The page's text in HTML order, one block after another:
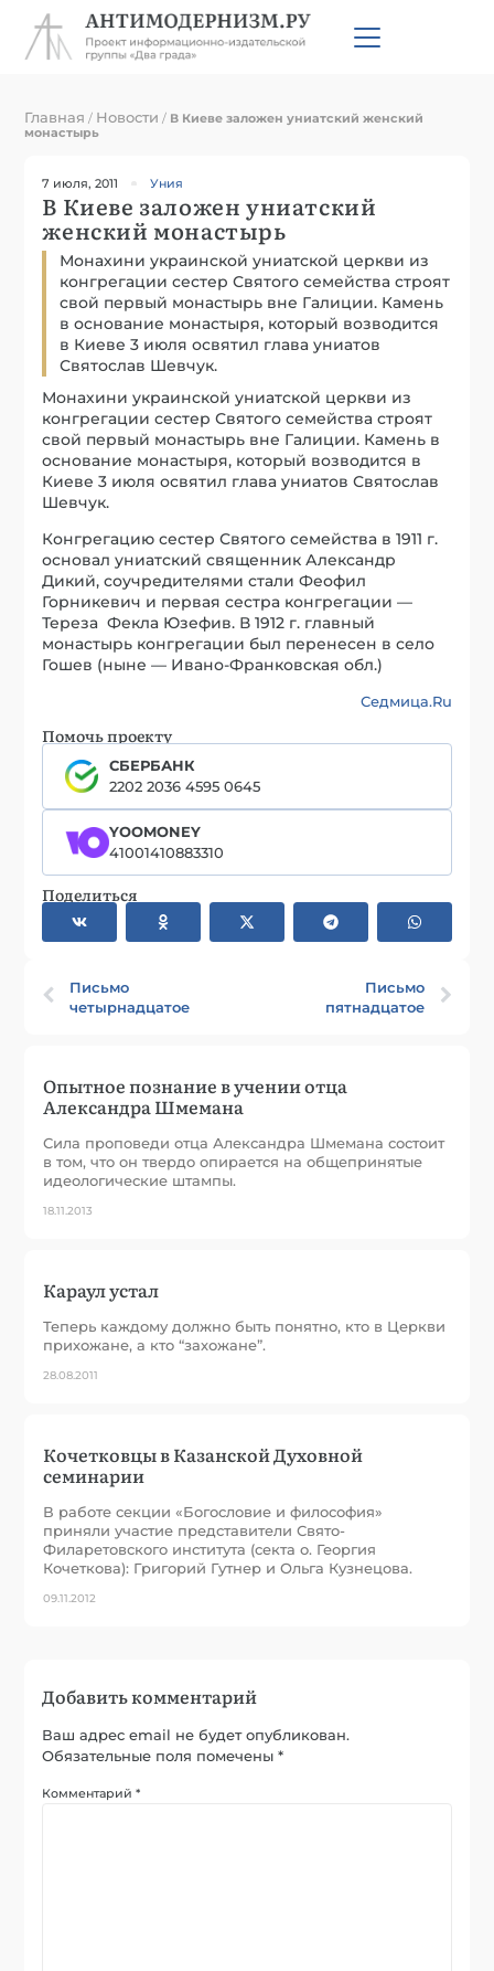
Главная / Новости / В Киеве заложен униатский женский
монастырь
7 июля, 2011 Уния
В Киеве заложен униатский
женский монастырь
Монахини украинской униатской церкви из
конгрегации сестер Святого семейства строят
свой первый монастырь вне Галиции. Камень
в основание монастыря, который возводится
в Киеве 3 июля освятил глава униатов
Святослав Шевчук.
Монахини украинской униатской церкви из
конгрегации сестер Святого семейства строят
свой первый монастырь вне Галиции. Камень в
основание монастыря, который возводится в
Киеве 3 июля освятил глава униатов Святослав
Шевчук.
Конгрегацию сестер Святого семейства в 1911 г.
основал униатский священник Александр
Дикий, соучредителями стали Феофил
Горникевич и первая сестра конгрегации —
Тереза ​​ Фекла Юзефив. В 1912 г. главный
монастырь конгрегации был перенесен в село
Гошев (ныне — Ивано-Франковская обл.)
Седмица.Ru
Помочь проекту
СБЕРБАНК
2202 2036 4595 0645
YOOMONEY
41001410883310
Поделиться
Письмо
четырнадцатое
Письмо
пятнадцатое
Опытное познание в учении отца
Александра Шмемана
Сила проповеди отца Александра Шмемана состоит
в том, что он твердо опирается на общепринятые
идеологические штампы.
18.11.2013
Караул устал
Теперь каждому должно быть понятно, кто в Церкви
прихожане, а кто “захожане”.
28.08.2011
Кочетковцы в Казанской Духовной
семинарии
В работе секции «Богословие и философия»
приняли участие представители Свято-
Филаретовского института (секта о. Георгия
Кочеткова): Григорий Гутнер и Ольга Кузнецова.
09.11.2012
Добавить комментарий
Ваш адрес email не будет опубликован.
Обязательные поля помечены*
Комментарий*